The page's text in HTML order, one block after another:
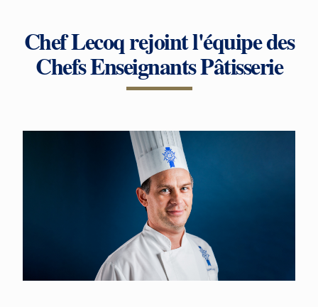
Chef Lecoq rejoint l'équipe des
Chefs Enseignants Pâtisserie